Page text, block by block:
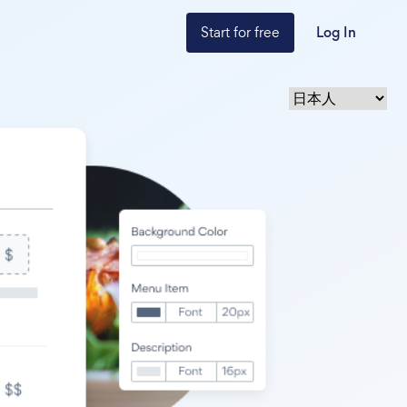
Start for free Log In